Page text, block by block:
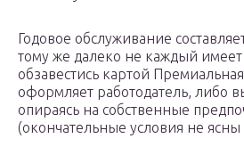
Годовое обслуживание
тому же далеко не каждый
обзавестись картой
оформляет работодатель, либо
опираясь на собственные
(окончательные условия не ясны